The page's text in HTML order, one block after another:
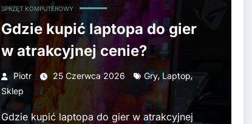
SPRZĘT KOMPUTEROWY
Gdzie kupić laptopa do gier
w atrakcyjnej cenie?
Piotr 25 Czerwca 2026 Gry, Laptop,
Sklep
Gdzie kupić laptopa do gier w atrakcyjnej